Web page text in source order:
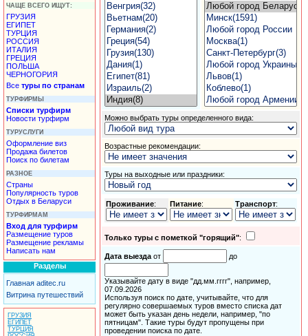
ЧАЩЕ ВСЕГО ИЩУТ:
ГРУЗИЯ
ЕГИПЕТ
ТУРЦИЯ
РОССИЯ
ИТАЛИЯ
ГРЕЦИЯ
ПОЛЬША
ЧЕРНОГОРИЯ
Все туры по странам
ТУРФИРМЫ
Списки турфирм
Новости турфирм
ТУРУСЛУГИ
Оформление виз
Продажа билетов
Поиск по билетам
РАЗНОЕ
Страны
Популярность туров
Отдых в Беларуси
ТУРФИРМАМ
Вход для турфирм
Размещение туров
Размещение рекламы
Написать нам
Разделы
Главная aditec.ru
Витрина путешествий
ГРУЗИЯ
ЕГИПЕТ
ТУРЦИЯ
Можно выбрать туры определенного вида:
Возрастные рекомендации:
Туры на выходные или праздники:
Проживание: Питание: Транспорт:
Только туры с пометкой "горящий":
Дата выезда от до
Указывайте дату в виде "дд.мм.гггг", например,
07.09.2026
Используя поиск по дате, учитывайте, что для
регулярно совершаемых туров вместо списка дат
может быть указан день недели, например, "по
пятницам". Такие туры будут пропущены при
проведении поиска по дате.